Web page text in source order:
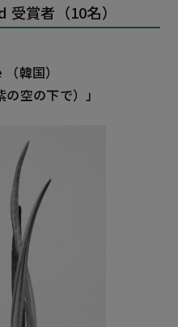
賞者（10名）
（韓国）
の空の下で）」